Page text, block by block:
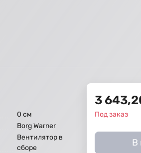
0 см
Borg Warner
Вентилятор в
сборе
3
Под заказ
В